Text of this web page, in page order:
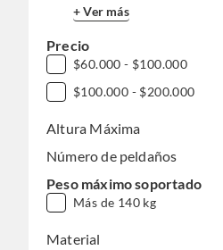
+ Ver más
Precio
$60.000 - $100.000
$100.000 - $200.000
Altura Máxima
Número de peldaños
Peso máximo soportado
Más de 140 kg
Material